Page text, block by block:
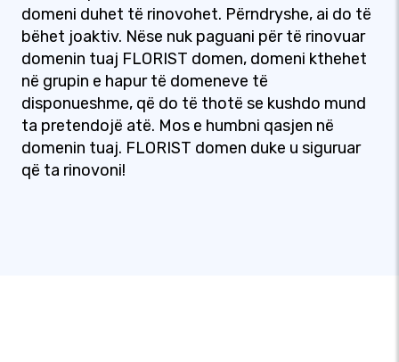
domeni duhet të rinovohet. Përndryshe, ai do të
bëhet joaktiv. Nëse nuk paguani për të rinovuar
domenin tuaj FLORIST domen, domeni kthehet
në grupin e hapur të domeneve të
disponueshme, që do të thotë se kushdo mund
ta pretendojë atë. Mos e humbni qasjen në
domenin tuaj. FLORIST domen duke u siguruar
që ta rinovoni!